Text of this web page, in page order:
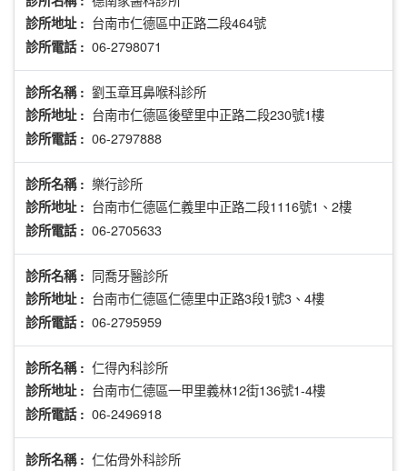
診所地址 : 台南市仁德區中正路二段464號
診所電話 : 06-2798071
診所名稱 : 劉玉章耳鼻喉科診所
診所地址 : 台南市仁德區後壁里中正路二段230號1樓
診所電話 : 06-2797888
診所名稱 : 樂行診所
診所地址 : 台南市仁德區仁義里中正路二段1116號1、2樓
診所電話 : 06-2705633
診所名稱 : 同喬牙醫診所
診所地址 : 台南市仁德區仁德里中正路3段1號3、4樓
診所電話 : 06-2795959
診所名稱 : 仁得內科診所
診所地址 : 台南市仁德區一甲里義林12街136號1-4樓
診所電話 : 06-2496918
診所名稱 : 仁佑骨外科診所